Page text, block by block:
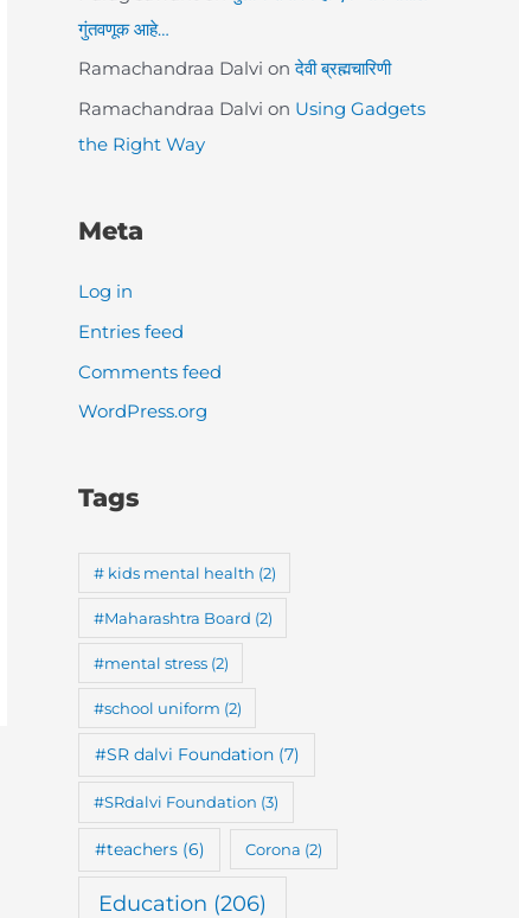
गुंतवणूक आहे…
Ramachandraa Dalvi onदेवी ब्रह्मचारिणी
Ramachandraa Dalvi on Using Gadgets
the Right Way
Meta
Log in
Entries feed
Comments feed
WordPress.org
Tags
# kids mental health (2)
#Maharashtra Board (2)
#mental stress(2)
#school uniform (2)
#SR dalvi Foundation(7)
#SRdalvi Foundation (3)
#teachers(6) Corona (2)
Education (206)